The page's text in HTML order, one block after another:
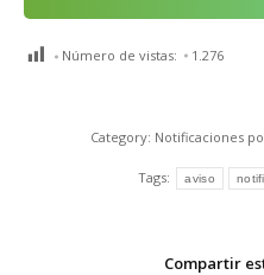
Número de vistas: 1.276
Category: Notificaciones
Tags: aviso
Compartir